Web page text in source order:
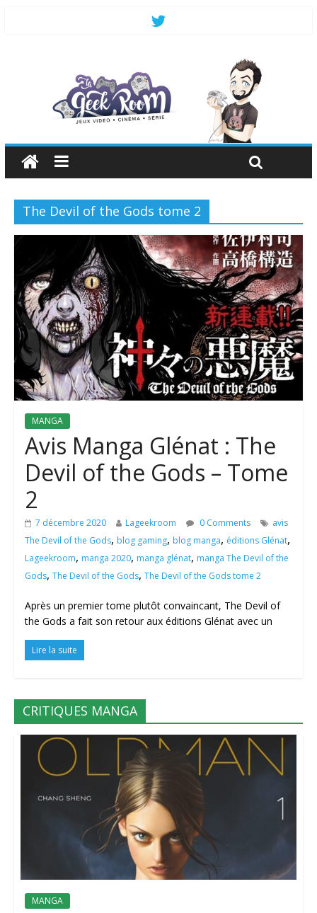
The Devil of the Gods tome 2
MANGA
Avis Manga Glénat : The
Devil of the Gods – Tome
2
7 décembre 2020 Lageekroom 0 Comments
avis
The Devil of the Gods, blog gaming, blog manga, éditions Glénat,
Lageekroom, manga 2020, manga glénat, manga The Devil of the
Gods, The Devil of the Gods, The Devil of the Gods tome 2
Après un premier tome plutôt convaincant, The Devil of
the Gods a fait son retour aux éditions Glénat avec un
Lire la suite
CRITIQUES MANGA
MANGA